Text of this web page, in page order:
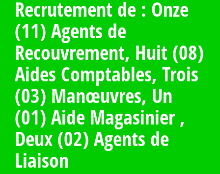
Recrutement de : Onze
(11) Agents de
Recouvrement, Huit (08)
Aides Comptables, Trois
(03) Manœuvres, Un
(01) Aide Magasinier ,
Deux (02) Agents de
Liaison